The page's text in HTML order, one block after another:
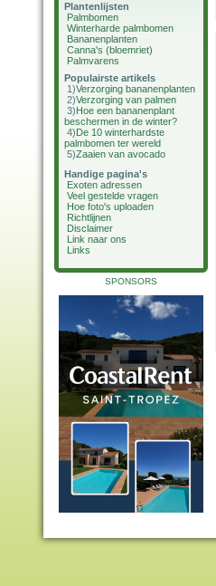
Plantenlijsten
Palmbomen
Winterharde palmbomen
Bananenplanten
Canna's (bloemriet)
Palmvarens
Populairste artikels
1)Verzorging bananenplanten
2)Verzorging van palmen
3)Hoe een bananenplant
beschermen in de winter?
4)De 10 winterhardste
palmbomen ter wereld
5)Zaaien van avocado
Handige pagina's
Exoten adressen
Veel gestelde vragen
Hoe foto's uploaden
Richtlijnen
Disclaimer
Link naar ons
Links
SPONSORS